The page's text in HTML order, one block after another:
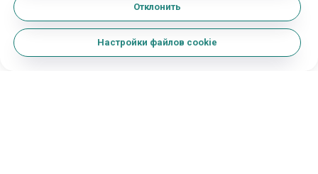
Отклонить
Настройки файлов cookie